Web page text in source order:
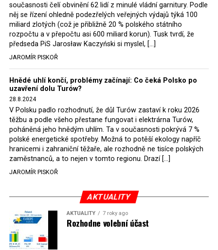
Rozhodnutí polského ministra spravedlnosti jistě potěší
německé, české a polské ekology, ale i těžaře. Je těžké si
představit, že by o takové věci rozhodoval sám ministr
Bodnar. Musel získat politický souhlas vládnoucí koalice.
Stále jsou totiž platné argumenty Morawieckého vlády,
že důl i elektrárna jsou – kromě zabezpečování cca 7 %
polského energetického mixu – klíčovými podniky, spolu
se svými dceřinými společnostmi zaměstnávají cca pět
tisíc lidí. Navíc s činností dolu a elektrárny nepřímo
souvisí dalších několik desítek tisíc pracovních míst v
regionu. Zelená politika ale opět zvítězila.
Rozhodnutí polského ministra spravedlnosti jistě potěší
německé, české a polské ekology, kteří žalobu u
správního soudu podali, ale také německé a české
možná vozit své hnědé uhlí. ČEZ bude také spokojen –
škrtnutím 7 % elektřiny znamená totiž pro Polsko zcela
neplánované a nečekané skokové zvýšení závislosti na
dovozu elektřiny už od roku 2027.
současnosti čelí obvinění 62 lidí z minulé vládní garnitury. Podle
něj se řízení ohledně podezřelých veřejných výdajů týká 100
miliard zlotých (což je přibližně 20 % polského státního
rozpočtu a v přepočtu asi 600 miliard korun). Tusk tvrdí, že
předseda PiS Jarosław Kaczyński si myslel, […]
JAROMÍR PISKOŘ
Hnědé uhlí končí, problémy začínají: Co čeká Polsko po
uzavření dolu Turów?
28.8.2024
V Polsku padlo rozhodnutí, že důl Turów zastaví k roku 2026
těžbu a podle všeho přestane fungovat i elektrárna Turów,
poháněná jeho hnědým uhlím. Ta v současnosti pokrývá 7 %
polské energetické spotřeby. Možná to potěší ekology napříč
hranicemi i zahraniční těžaře, ale rozhodně ne tisíce polských
zaměstnanců, a to nejen v tomto regionu. Drazí […]
JAROMÍR PISKOŘ
AKTUALITY
AKTUALITY 7 roky ago
Rozhodne volební účast